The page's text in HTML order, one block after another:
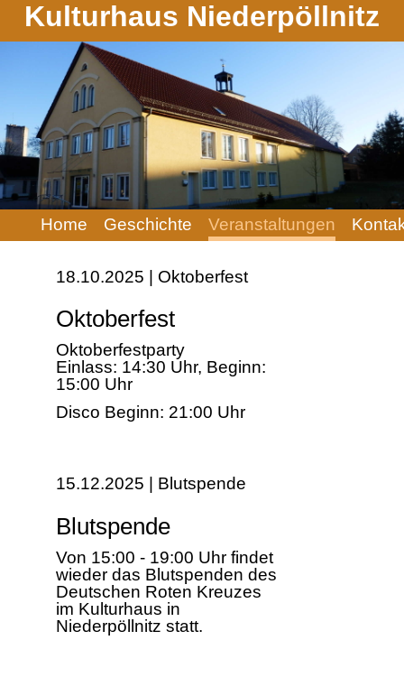
Kulturhaus Niederpöllnitz
Navigation
überspringen
Home Geschichte Veranstaltungen
18.10.2025 | Oktoberfest
Oktoberfest
Oktoberfestparty
Einlass: 14:30 Uhr, Beginn:
15:00 Uhr
Disco Beginn: 21:00 Uhr
15.12.2025 | Blutspende
Blutspende
Von 15:00 - 19:00 Uhr findet
wieder das Blutspenden des
Deutschen Roten Kreuzes
im Kulturhaus in
Niederpöllnitz statt.